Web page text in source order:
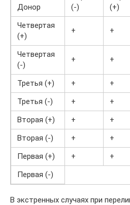
Донор
(-)
(+)
Четвертая
(+)
+ +
Четвертая
(-)
+ +
Третья (+) + +
Третья (-)
+
+
Вторая (+)
+ +
Вторая (-)
+
+
Первая (+)
+
+
Первая (-)
В экстренных случаях при